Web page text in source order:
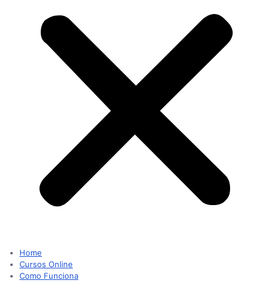
Home
Cursos Online
Como Funciona